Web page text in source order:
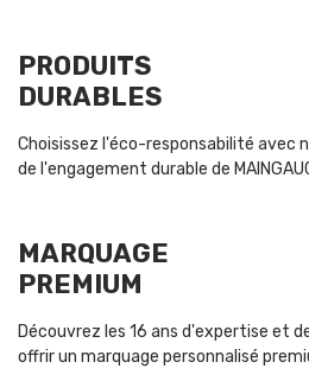
PRODUITS
DURABLES
Choisissez l'éco-responsabilité avec
de l'engagement durable de
MARQUAGE
PREMIUM
Découvrez les 16 ans d'expertise et
offrir un marquage personnalisé